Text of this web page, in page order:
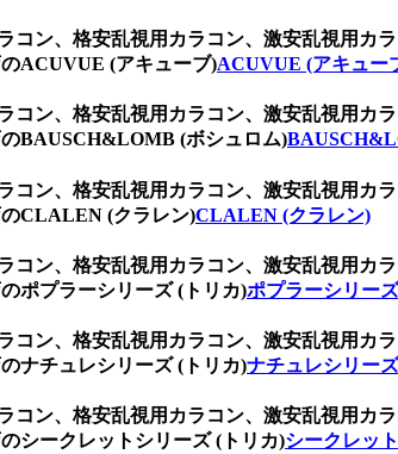
コン、格安乱視用カラコン、激安乱視用カ
ACUVUE (アキューブ)ACUVUE (アキュー
コン、格安乱視用カラコン、激安乱視用カ
BAUSCH&LOMB (ボシュロム)
コン、格安乱視用カラコン、激安乱視用カ
CLALEN (クラレン)CLALEN (クラレン)
コン、格安乱視用カラコン、激安乱視用カ
ポプラーシリーズ (トリカ)ポプラーシリー
コン、格安乱視用カラコン、激安乱視用カ
ナチュレシリーズ (トリカ)ナチュレシリー
コン、格安乱視用カラコン、激安乱視用カ
シークレットシリーズ (トリカ)シークレッ